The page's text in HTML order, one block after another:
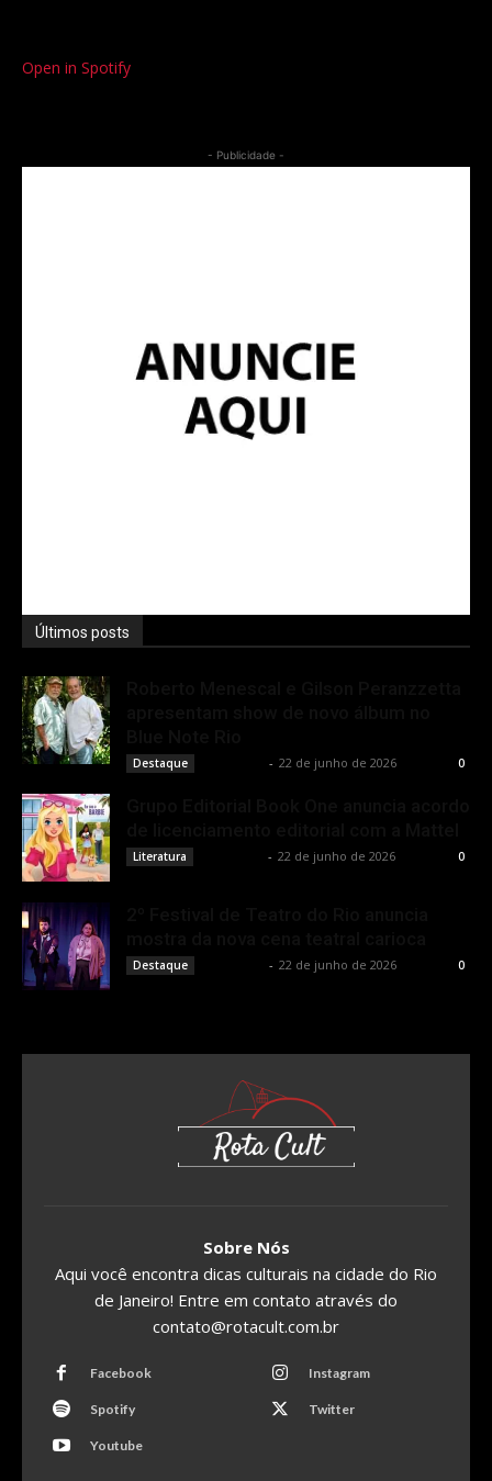
Open in Spotify
- Publicidade -
Últimos posts
Destaque - 22 de junho de 2026 0
Literatura - 22 de junho de 2026 0
Destaque - 22 de junho de 2026 0
Sobre Nós
Aqui você encontra dicas culturais na cidade do Rio
de Janeiro! Entre em contato através do
contato@rotacult.com.br
Facebook Instagram
Spotify Twitter
Youtube